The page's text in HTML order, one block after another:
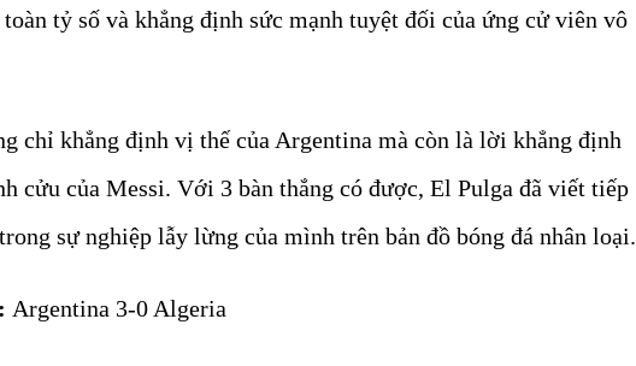
tỷ số và khẳng định sức mạnh tuyệt đối của ứng cử viên vô
chỉ khẳng định vị thế của Argentina mà còn là lời khẳng định
cửu của Messi. Với 3 bàn thắng có được, El Pulga đã viết tiếp
sự nghiệp lẫy lừng của mình trên bản đồ bóng đá nhân loại.
Argentina 3-0 Algeria